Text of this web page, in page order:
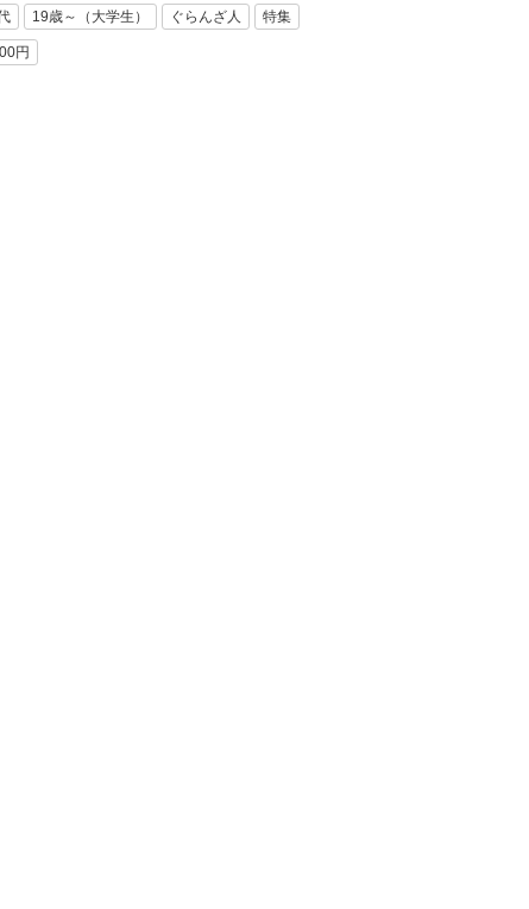
19歳～（大学生） ぐらんざ人 特集
円